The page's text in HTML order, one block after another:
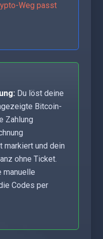
Weg passt
Du löst deine
Bitcoin-
Zahlung
markiert und dein
ohne Ticket.
manuelle
Codes per